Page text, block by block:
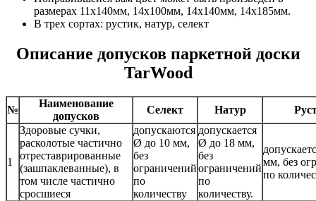
размерах 11х140мм, 14х100мм, 14х140мм, 14х185мм.
В трех сортах: рустик, натур, селект
Описание допусков паркетной доски
TarWood
№
Наименование
допусков
Селект Натур
1
Здоровые сучки,
расколотые частично
отреставрированные
(зашпаклеванные), в
том числе частично
сросшиеся
допускаются
Ø до 10 мм,
без
ограничений
по
количеству
допускается
Ø до 18 мм,
без
ограничений
по
количеству.
мм, без
по